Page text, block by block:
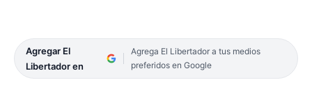
Agregar El
Libertador en
Agrega El Libertador a tus medios
preferidos en Google